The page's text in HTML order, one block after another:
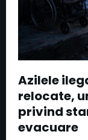
Azilele
relocate,
privind
evacuare